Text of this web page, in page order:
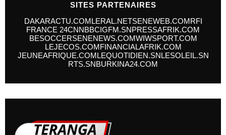
SITES PARTENAIRES
DAKARACTU.COMLERAL.NETSENEWEB.COMRFI
FRANCE 24CNNBBCIGFM.SNPRESSAFRIK.COM
BESOCCERSENENEWS.COMWIWSPORT.COM
LEJECOS.COMFINANCIALAFRIK.COM
JEUNEAFRIQUE.COMLEQUOTIDIEN.SNLESOLEIL.SN
RTS.SNBURKINA24.COM